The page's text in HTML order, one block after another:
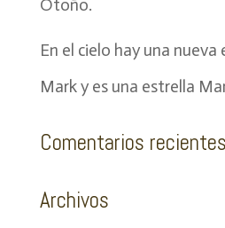
Otoño.
En el cielo hay una nueva
Mark y es una estrella
Comentarios recientes
Archivos